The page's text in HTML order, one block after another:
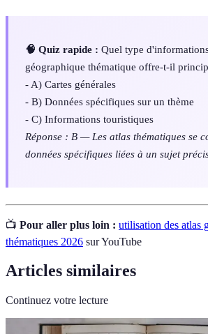
🧠 Quiz rapide : Quel type
géographique thématique offre-t-il
- A) Cartes générales
- B) Données spécifiques sur un thème
- C) Informations touristiques
Réponse : B — Les atlas thématiques se
données spécifiques liées à un sujet
📺 Pour aller plus loin : utilisation des atlas
thématiques 2026 sur YouTube
Articles similaires
Continuez votre lecture